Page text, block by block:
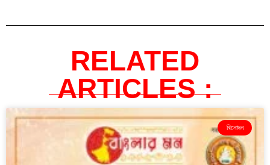
RELATED
ARTICLES :
বিনোদন